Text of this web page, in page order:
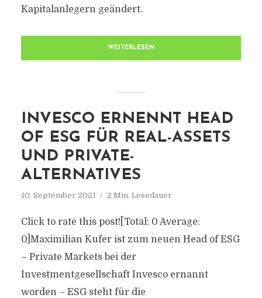
Kapitalanlegern geändert.
WEITERLESEN
INVESCO ERNENNT HEAD
OF ESG FÜR REAL-ASSETS
UND PRIVATE-
ALTERNATIVES
10. September 2021 2 Min. Lesedauer
Click to rate this post![Total: 0 Average:
0]Maximilian Kufer ist zum neuen Head of ESG
– Private Markets bei der
Investmentgesellschaft Invesco ernannt
worden – ESG steht für die